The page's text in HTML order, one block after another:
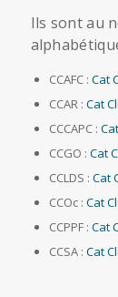
Ils sont au
CCAFC : Cat
CCAR : Cat
CCCAPC :
CCGO : Cat
CCLDS : Cat
CCOc : Cat
CCPPF : Cat
CCSA : Cat